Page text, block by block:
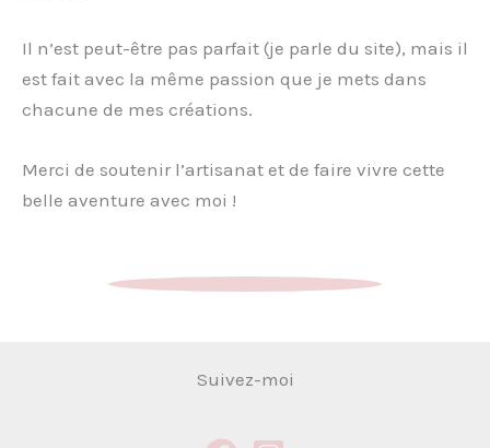
Il n’est peut-être pas parfait (je parle du site), mais il
est fait avec la même passion que je mets dans
chacune de mes créations.
Merci de soutenir l’artisanat et de faire vivre cette
belle aventure avec moi !
Suivez-moi